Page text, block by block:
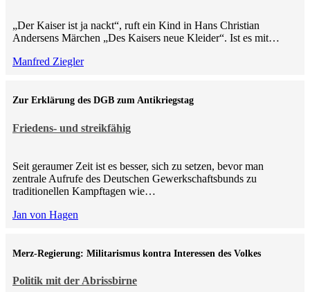
„Der Kaiser ist ja nackt“, ruft ein Kind in Hans Christian
Andersens Märchen „Des Kaisers neue Kleider“. Ist es mit…
Manfred Ziegler
Friedens- und streikfähig
Zur Erklärung des DGB zum Antikriegstag
Seit geraumer Zeit ist es besser, sich zu setzen, bevor man
zentrale Aufrufe des Deutschen Gewerkschaftsbunds zu
traditionellen Kampftagen wie…
Jan von Hagen
Politik mit der Abrissbirne
Merz-Regierung: Militarismus kontra Inte­ressen des Volkes